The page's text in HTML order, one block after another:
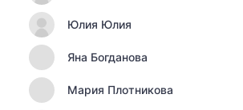
Юлия Юлия
Яна Богданова
Мария Плотникова